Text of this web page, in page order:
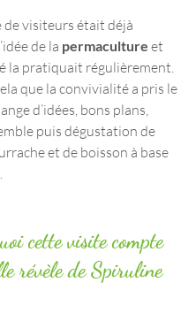
de visiteurs était déjà
de la permaculture et
la pratiquait régulièrement.
que la convivialité a pris le
d’idées, bons plans,
puis dégustation de
et de boisson à base
cette visite compte
révèle de Spiruline